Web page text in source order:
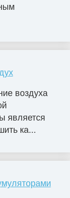
воздуха
является
ка...